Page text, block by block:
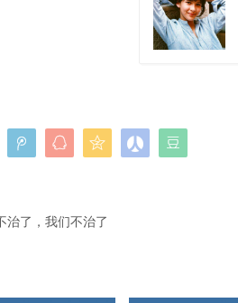
    
治了，我们不治了